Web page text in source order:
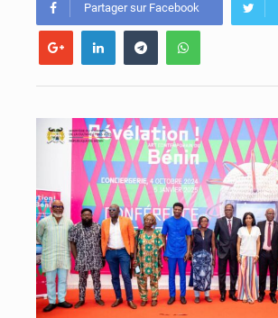
Partager sur Facebook